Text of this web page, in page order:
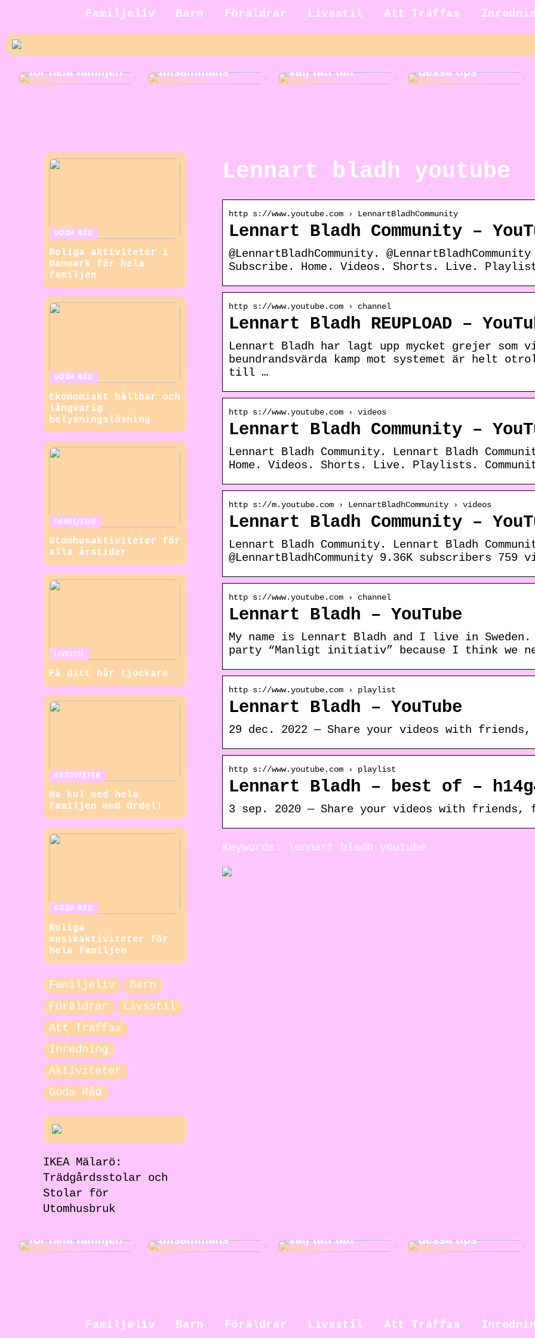
Familjeliv Barn Föräldrar Livsstil Att Träffas
för hela familjen
Jakt för hela
rolig och
tillsammans
välj tätt tält
dessa tips
Lennart bladh youtube
http s://www.youtube.com › LennartBladhCommunity
Lennart Bladh Community –
@LennartBladhCommunity.
Subscribe. Home. Videos. Shorts. Live.
http s://www.youtube.com › channel
Lennart Bladh REUPLOAD –
Lennart Bladh har lagt upp mycket grejer som
beundrandsvärda kamp mot systemet är helt
till …
http s://www.youtube.com › videos
Lennart Bladh Community –
Lennart Bladh Community. Lennart Bladh
Home. Videos. Shorts. Live. Playlists.
http s://m.youtube.com › LennartBladhCommunity › videos
Lennart Bladh Community –
Lennart Bladh Community. Lennart Bladh
@LennartBladhCommunity 9.36K subscribers 759
http s://www.youtube.com › channel
Lennart Bladh – YouTube
My name is Lennart Bladh and I live in
party “Manligt initiativ” because I think we
http s://www.youtube.com › playlist
Lennart Bladh – YouTube
29 dec. 2022 — Share your videos with
http s://www.youtube.com › playlist
Lennart Bladh – best of –
3 sep. 2020 — Share your videos with friends,
Keywords: lennart bladh youtube
GODA RÅD
Roliga aktiviteter i
Danmark för hela
familjen
GODA RÅD
Ekonomiskt hållbar och
långvarig
belysningslösning
FAMILJELIV
Utomhusaktiviteter för
alla årstider
LIVSSTIL
Få ditt hår tjockare
AKTIVITETER
Ha kul med hela
familjen med Ordel!
GODA RÅD
Roliga
musikaktiviteter för
hela familjen
Familjeliv
Barn
Föräldrar
Livsstil
Att Träffas
Inredning
Aktiviteter
Goda Råd
IKEA Mälarö:
Trädgårdsstolar och
Stolar för
Utomhusbruk
Roliga
för hela familjen
Jakt för hela
tillsammans
välj tätt tält
dessa tips
Familjeliv Barn Föräldrar Livsstil Att Träffas